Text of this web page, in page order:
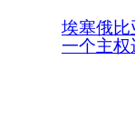
埃塞俄
一个主